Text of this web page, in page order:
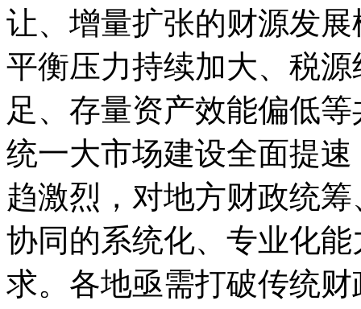
让、增量扩张的财源发
平衡压力持续加大、税
足、存量资产效能偏低
统一大市场建设全面提
趋激烈，对地方财政统
协同的系统化、专业化
求。各地亟需打破传统